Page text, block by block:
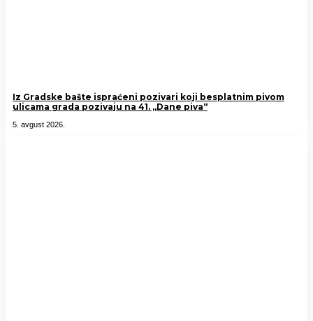
Iz Gradske bašte ispraćeni pozivari koji besplatnim pivom
ulicama grada pozivaju na 41. „Dane piva“
5. avgust 2026.